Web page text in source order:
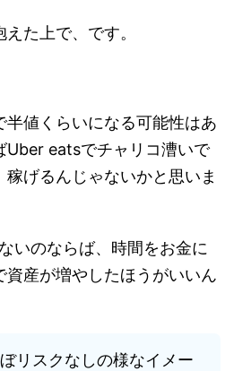
た上で、です。
値くらいになる可能性はあ
Uber eatsでチャリコ漕いで
げるんじゃないかと思いま
いのならば、時間をお金に
産が増やしたほうがいいん
リスクなしの様なイメー